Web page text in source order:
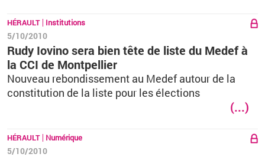
HÉRAULT Institutions
5/10/2010
Rudy Iovino sera bien tête de liste du Medef à
la CCI de Montpellier
Nouveau rebondissement au Medef autour de la
constitution de la liste pour les élections
(...)
HÉRAULT Numérique
5/10/2010